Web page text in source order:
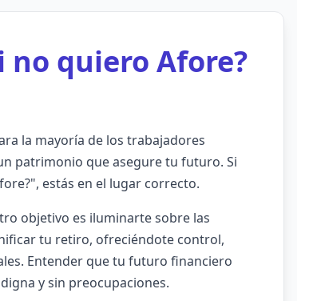
no quiero Afore?
la mayoría de los trabajadores
patrimonio que asegure tu futuro. Si
estás en el lugar correcto.
objetivo es iluminarte sobre las
tu retiro, ofreciéndote control,
Entender que tu futuro financiero
y sin preocupaciones.